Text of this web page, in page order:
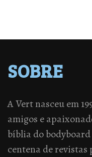
SOBRE
A Vert nasceu em
amigos e
bíblia do
centena de